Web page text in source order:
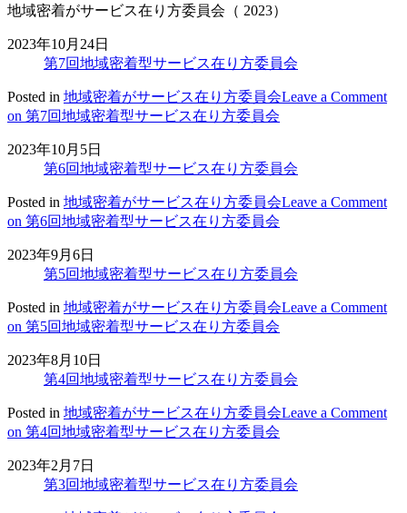
地域密着がサービス在り方委員会（ 2023）
2023年10月24日
第7回地域密着型サービス在り方委員会
Posted in 地域密着がサービス在り方委員会Leave a Comment
on 第7回地域密着型サービス在り方委員会
2023年10月5日
第6回地域密着型サービス在り方委員会
Posted in 地域密着がサービス在り方委員会Leave a Comment
on 第6回地域密着型サービス在り方委員会
2023年9月6日
第5回地域密着型サービス在り方委員会
Posted in 地域密着がサービス在り方委員会Leave a Comment
on 第5回地域密着型サービス在り方委員会
2023年8月10日
第4回地域密着型サービス在り方委員会
Posted in 地域密着がサービス在り方委員会Leave a Comment
on 第4回地域密着型サービス在り方委員会
2023年2月7日
第3回地域密着型サービス在り方委員会